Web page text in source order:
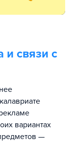
и связи с
вариантах
—